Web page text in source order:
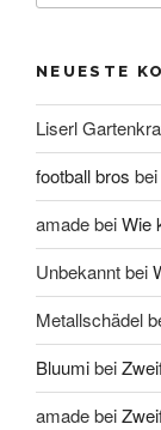
NEUESTE
Liserl
football bros bei
amadebeiWie
Unbekanntbei
Metallschädel
Bluumibei
amadebei